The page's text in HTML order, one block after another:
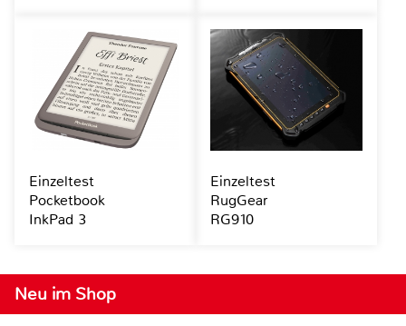
Neu im Shop
Einzeltest
Pocketbook
InkPad 3
Einzeltest
RugGear
RG910